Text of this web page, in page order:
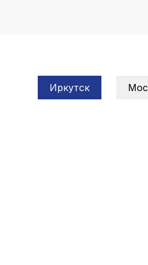
Иркутск